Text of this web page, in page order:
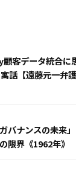
客データ統合に
話【遠藤元一弁
バナンスの未来
限界《1962年》